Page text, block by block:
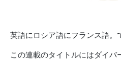
英語にロシア語にフランス語。
この連載のタイトルにはダイ